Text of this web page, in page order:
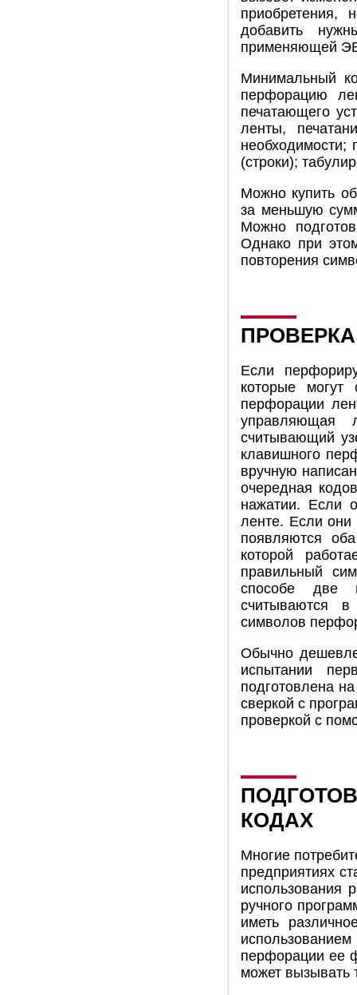
приобретения,
добавить
применяющей
Минимальный
перфорацию
печатающего
ленты,
необходимости;
(строки);
Можно купить
за меньшую
Можно
Однако при
повторения
Если
которые
перфорации
управляющая
считывающий
клавишного
вручную
очередная
нажатии. Если
ленте. Если они
появляются
которой
правильный
способе две
считываются
символов
Обычно дешевле
испытании
подготовлена
сверкой с
проверкой с
КОДАХ
Многие
предприятиях
использования
ручного
иметь
перфорации ее
может вызывать